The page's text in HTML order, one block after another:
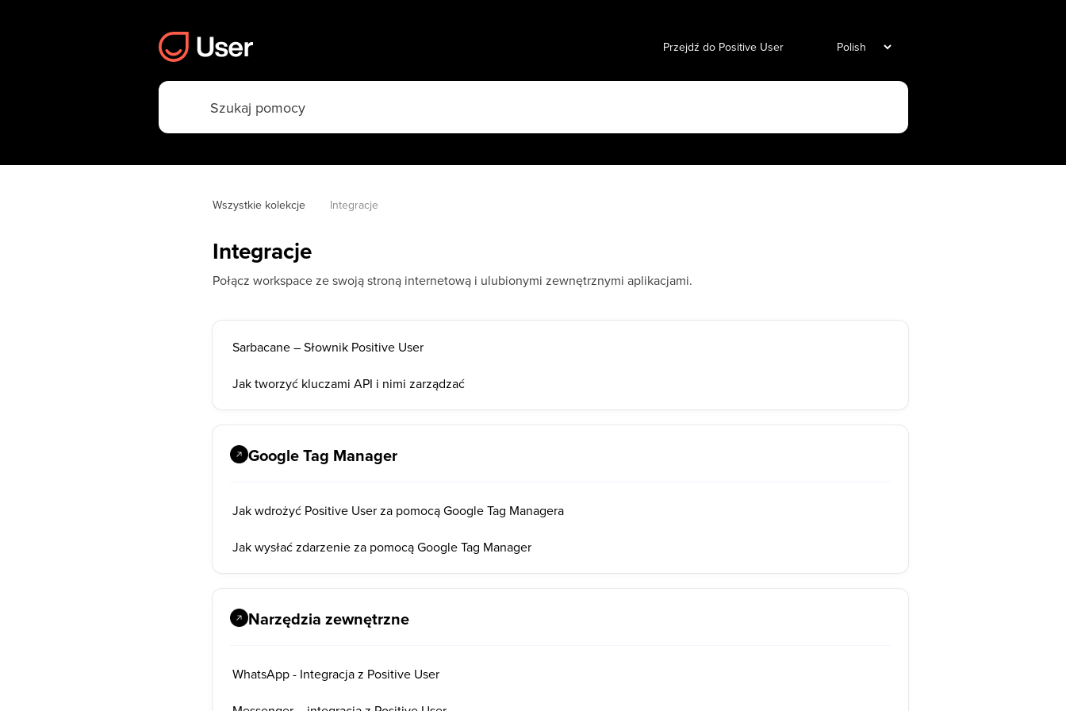
Przejdź do Positive User
Wszystkie kolekcje Integracje
Integracje
Połącz workspace ze swoją stroną internetową i ulubionymi zewnętrznymi aplikacjami.
Sarbacane – Słownik Positive User
Jak tworzyć kluczami API i nimi zarządzać
Google Tag Manager
Jak wdrożyć Positive User za pomocą Google Tag Managera
Jak wysłać zdarzenie za pomocą Google Tag Manager
Narzędzia zewnętrzne
WhatsApp - Integracja z Positive User